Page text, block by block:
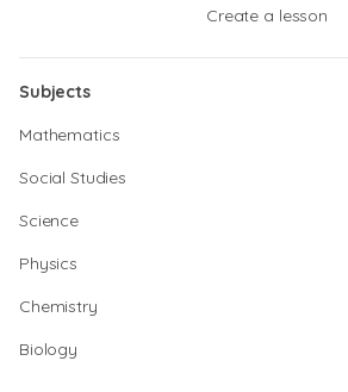
Create a lesson
Subjects
Mathematics
Social Studies
Science
Physics
Chemistry
Biology